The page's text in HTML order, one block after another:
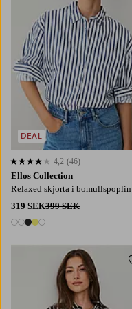
Ellos Collection
Relaxed skjorta i bomullspoplin
319 SEK399 SEK
5 färger
4,2 baserat på 46 st betyg
4,2 (46)
DEAL